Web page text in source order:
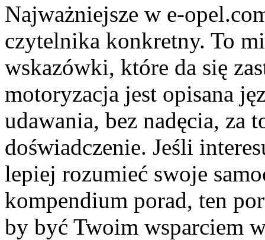
Najważniejsze w e-
czytelnika konkretny. To
wskazówki, które da się
motoryzacja jest opisana
udawania, bez nadęcia, za
doświadczenie. Jeśli
lepiej rozumieć swoje
kompendium porad, ten
by być Twoim wsparciem